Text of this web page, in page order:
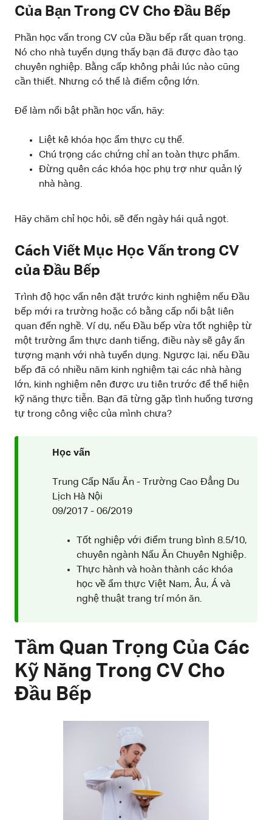
Của Bạn Trong CV Cho Đầu Bếp
Phần học vấn trong CV của Đầu bếp rất quan trọng.
Nó cho nhà tuyển dụng thấy bạn đã được đào tạo
chuyên nghiệp. Bằng cấp không phải lúc nào cũng
cần thiết. Nhưng có thể là điểm cộng lớn.
Để làm nổi bật phần học vấn, hãy:
Liệt kê khóa học ẩm thực cụ thể.
Chú trọng các chứng chỉ an toàn thực phẩm.
Đừng quên các khóa học phụ trợ như quản lý
nhà hàng.
Hãy chăm chỉ học hỏi, sẽ đến ngày hái quả ngọt.
Cách Viết Mục Học Vấn trong CV
của Đầu Bếp
Trình độ học vấn nên đặt trước kinh nghiệm nếu Đầu
bếp mới ra trường hoặc có bằng cấp nổi bật liên
quan đến nghề. Ví dụ, nếu Đầu bếp vừa tốt nghiệp từ
một trường ẩm thực danh tiếng, điều này sẽ gây ấn
tượng mạnh với nhà tuyển dụng. Ngược lại, nếu Đầu
bếp đã có nhiều năm kinh nghiệm tại các nhà hàng
lớn, kinh nghiệm nên được ưu tiên trước để thể hiện
kỹ năng thực tiễn. Bạn đã từng gặp tình huống tương
tự trong công việc của mình chưa?
Học vấn
Trung Cấp Nấu Ăn - Trường Cao Đẳng Du
Lịch Hà Nội
09/2017 - 06/2019
Tốt nghiệp với điểm trung bình 8.5/10,
chuyên ngành Nấu Ăn Chuyên Nghiệp.
Thực hành và hoàn thành các khóa
học về ẩm thực Việt Nam, Âu, Á và
nghệ thuật trang trí món ăn.
Tầm Quan Trọng Của Các
Kỹ Năng Trong CV Cho
Đầu Bếp